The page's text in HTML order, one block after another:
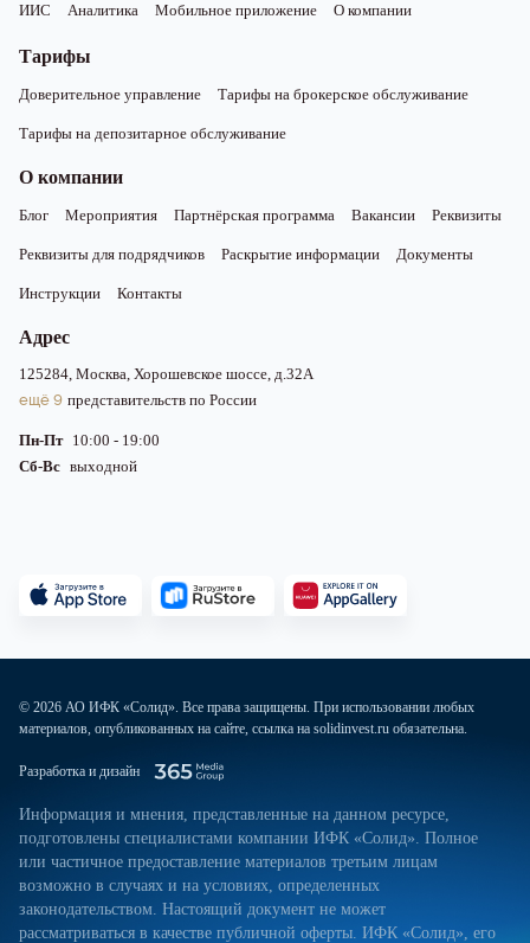
ИИС Аналитика Мобильное приложение О компании
Тарифы
Доверительное управление Тарифы на брокерское обслуживание
Тарифы на депозитарное обслуживание
О компании
Блог Мероприятия Партнёрская программа Вакансии Реквизиты
Реквизиты для подрядчиков Раскрытие информации Документы
Инструкции Контакты
Адрес
125284, Москва, Хорошевское шоссе, д.32А
ещё 9 представительств по России
Пн-Пт 10:00 - 19:00
Сб-Вс выходной
© 2026 АО ИФК «Солид». Все права защищены. При использовании любых
материалов, опубликованных на сайте, ссылка на solidinvest.ru обязательна.
Разработка и дизайн
Информация и мнения, представленные на данном ресурсе,
подготовлены специалистами компании ИФК «Солид». Полное
или частичное предоставление материалов третьим лицам
возможно в случаях и на условиях, определенных
законодательством. Настоящий документ не может
рассматриваться в качестве публичной оферты. ИФК «Солид», его